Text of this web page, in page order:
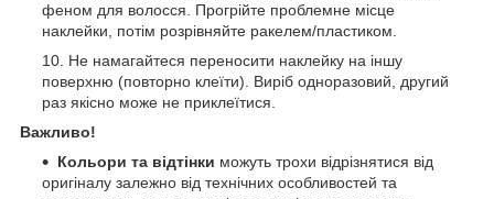
феном для волосся. Прогрійте проблемне місце
наклейки, потім розрівняйте ракелем/пластиком.
Не намагайтеся переносити наклейку на іншу
поверхню (повторно клеїти). Виріб одноразовий, другий
раз якісно може не приклеїтися.
Важливо!
Кольори та відтінки можуть трохи відрізнятися від
оригіналу залежно від технічних особливостей та